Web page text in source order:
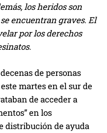
los heridos son
encuentran graves. El
por los derechos
de personas
martes en el sur de
de acceder a
en los
distribución de ayuda